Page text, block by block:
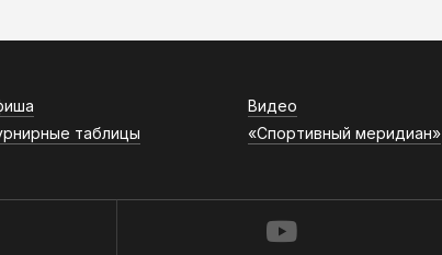
Видео
таблицы «Спортивный меридиан»